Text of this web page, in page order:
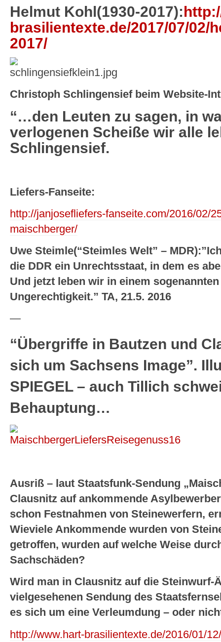
Helmut Kohl(1930-2017):
brasilientexte.de/2017/07/02/
2017/
Christoph Schlingensief beim Website-
“…den Leuten zu sagen, in
verlogenen Scheiße wir alle
Schlingensief.
Liefers-Fanseite:
http://janjosefliefers-fanseite.com/2016/02/
maischberger/
Uwe Steimle(“Steimles Welt” –
die DDR ein Unrechtsstaat, in dem es
Und jetzt leben wir in einem
Ungerechtigkeit.” TA, 21.5. 2016
—
“Übergriffe in Bautzen und
sich um Sachsens Image”.
SPIEGEL – auch Tillich
Behauptung…
Ausriß – laut Staatsfunk-Sendung
Clausnitz auf ankommende
schon Festnahmen von Steinewerfern,
Wieviele Ankommende wurden von
getroffen, wurden auf welche Weise
Sachschäden?
Wird man in Clausnitz auf die Steinwurf-
vielgesehenen Sendung des
es sich um eine Verleumdung – oder
http://www.hart-brasilientexte.de/2016/01/